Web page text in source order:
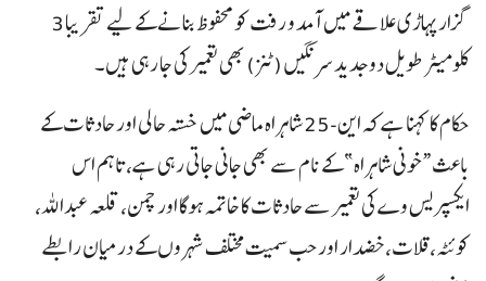
گزار پہاڑی علاقے میں آمد و رفت کو محفوظ بنانے کے لیے تقریبا 3
کلومیٹر طویل دو جدید سرنگیں (ٹنز) بھی تعمیر کی جا رہی ہیں۔
حکام کا کہنا ہے کہ این-25 شاہراہ ماضی میں خستہ حالی اور حادثات کے
باعث “خونی شاہراہ” کے نام سے بھی جانی جاتی رہی ہے، تاہم اس
ایکسپریس وے کی تعمیر سے حادثات کا خاتمہ ہوگا اور چمن، قلعہ عبداللہ،
کوئٹہ، قلات، خضدار اور حب سمیت مختلف شہروں کے درمیان رابطے